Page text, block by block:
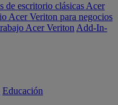
de escritorio clásicas Acer
Acer Veriton para negocios
Acer Veriton Add-In-
Educación